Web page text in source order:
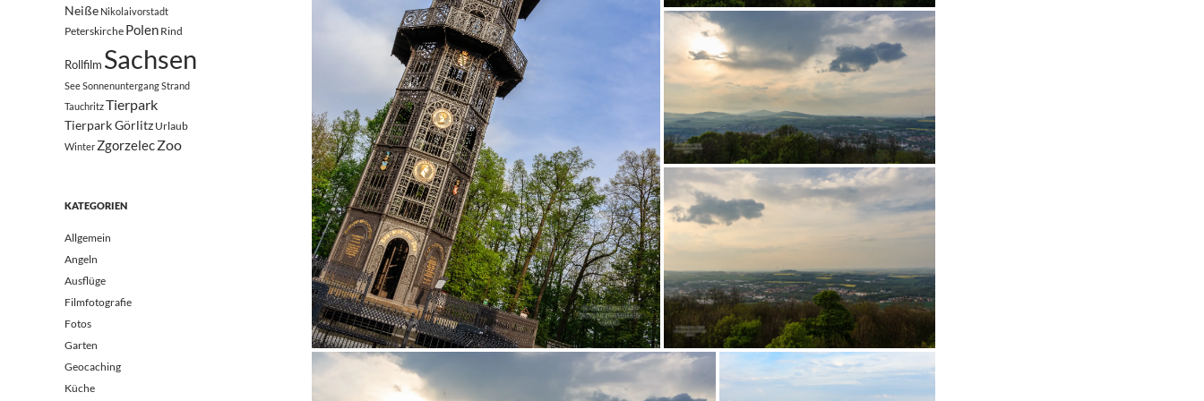
Neiße Nikolaivorstadt
Peterskirche Polen Rind
Rollfilm Sachsen
SeeSonnenuntergangStrand
TauchritzTierpark
Tierpark Görlitz Urlaub
Winter ZgorzelecZoo
KATEGORIEN
Allgemein
Angeln
Ausflüge
Filmfotografie
Fotos
Garten
Geocaching
Küche